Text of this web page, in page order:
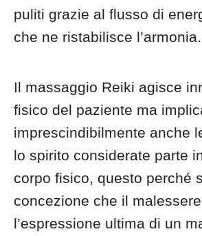
puliti grazie al flusso di
che ne ristabilisce l’armonia.
Il massaggio Reiki agisce
fisico del paziente ma
imprescindibilmente anche
lo spirito considerate parte
corpo fisico, questo perché
concezione che il
l’espressione ultima di un